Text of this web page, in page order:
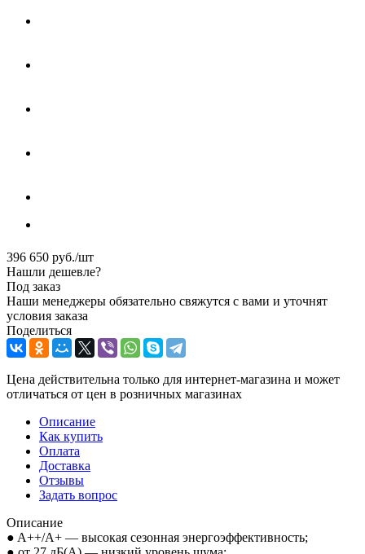
396 650 руб./шт
Нашли дешевле?
Под заказ
Наши менеджеры обязательно свяжутся с вами и уточнят
условия заказа
Поделиться
Цена действительна только для интернет-магазина и может
отличаться от цен в розничных магазинах
Описание
Как купить
Оплата
Доставка
Отзывы
Задать вопрос
Описание
● A++/A+ — высокая сезонная энергоэффективность;